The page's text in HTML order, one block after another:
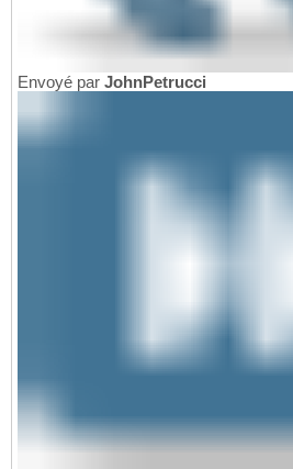
Envoyé par JohnPetrucci